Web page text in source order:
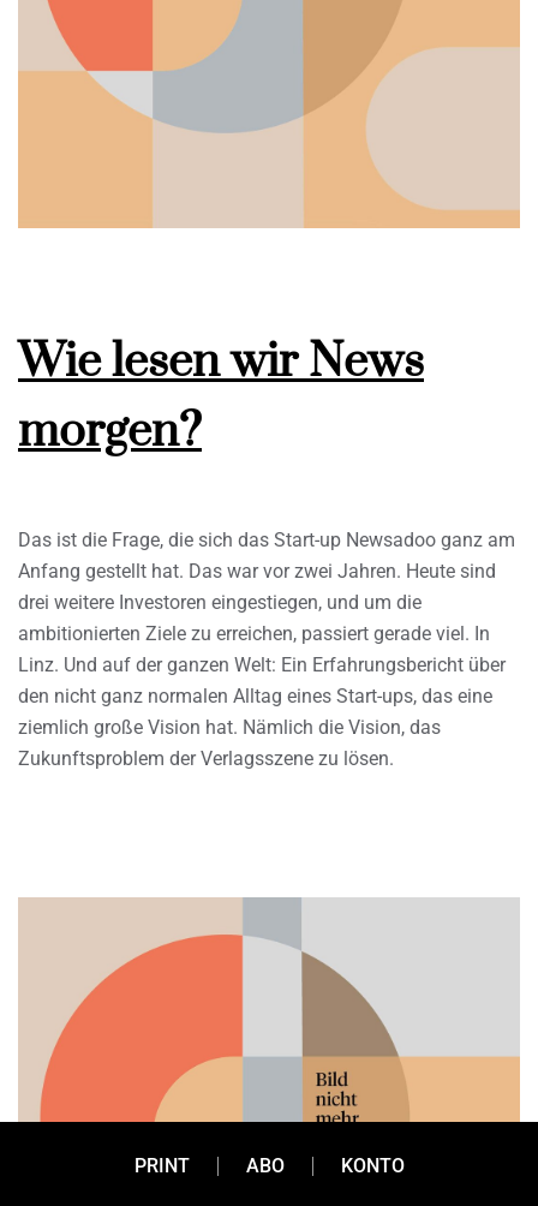
Wie lesen wir News
morgen?
Das ist die Frage, die sich das Start-up Newsadoo ganz am
Anfang gestellt hat. Das war vor zwei Jahren. Heute sind
drei weitere Investoren eingestiegen, und um die
ambitionierten Ziele zu erreichen, passiert gerade viel. In
Linz. Und auf der ganzen Welt: Ein Erfahrungsbericht über
den nicht ganz normalen Alltag eines Start-ups, das eine
ziemlich große Vision hat. Nämlich die Vision, das
Zukunftsproblem der Verlagsszene zu lösen.
PRINT ABO KONTO